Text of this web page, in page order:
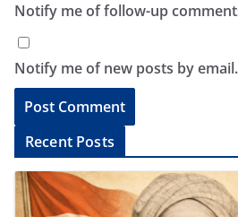
Notify me of follow-up
Notify me of new posts by email.
l
Recent Posts